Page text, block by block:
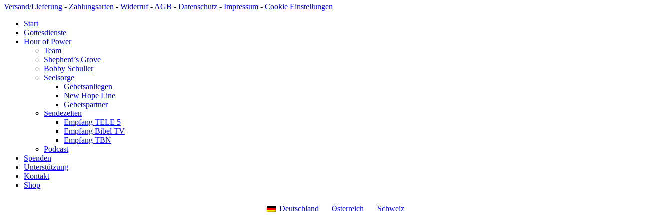
Versand/Lieferung - Zahlungsarten - Widerruf- AGB - Datenschutz - Impressum - Cookie Einstellungen
Start
Gottesdienste
Hour of Power
Team
Shepherd’s Grove
Bobby Schuller
Seelsorge
Gebetsanliegen
New Hope Line
Gebetspartner
Sendezeiten
Empfang TELE 5
Empfang Bibel TV
Empfang TBN
Podcast
Spenden
Unterstützung
Kontakt
Shop
Deutschland Österreich Schweiz